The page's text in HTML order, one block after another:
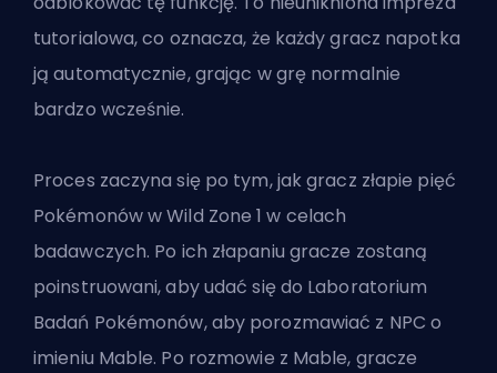
tutorialowa, co oznacza, że każdy gracz napotka
ją automatycznie, grając w grę normalnie
bardzo wcześnie.
Proces zaczyna się po tym, jak gracz złapie pięć
Pokémonów w Wild Zone 1 w celach
badawczych. Po ich złapaniu gracze zostaną
poinstruowani, aby udać się do Laboratorium
Badań Pokémonów, aby porozmawiać z NPC o
imieniu Mable. Po rozmowie z Mable, gracze